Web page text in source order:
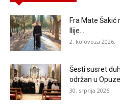
Fra Mate Šakić
Ilije...
2. kolovoza 2026.
Šesti susret
održan u
30. srpnja 2026.